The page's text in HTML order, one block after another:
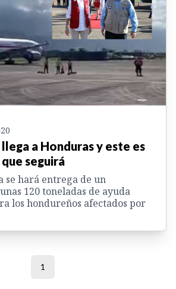
a Honduras y este es
seguirá
se hará entrega de un
120 toneladas de ayuda
los hondureños afectados por
1